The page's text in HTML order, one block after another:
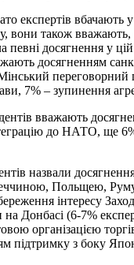
експертів вбачають у
вони також вважають,
певні досягнення у
досягненням
переговорний
7% – зупинення
вважають
до НАТО, ще
назвали
Польщею,
інтересу
на Донбасі (6-7%
організацією
підтримку з боку